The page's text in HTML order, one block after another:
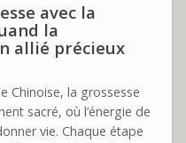
avec la
la
allié précieux
Chinoise, la grossesse
sacré, où l’énergie de
vie. Chaque étape